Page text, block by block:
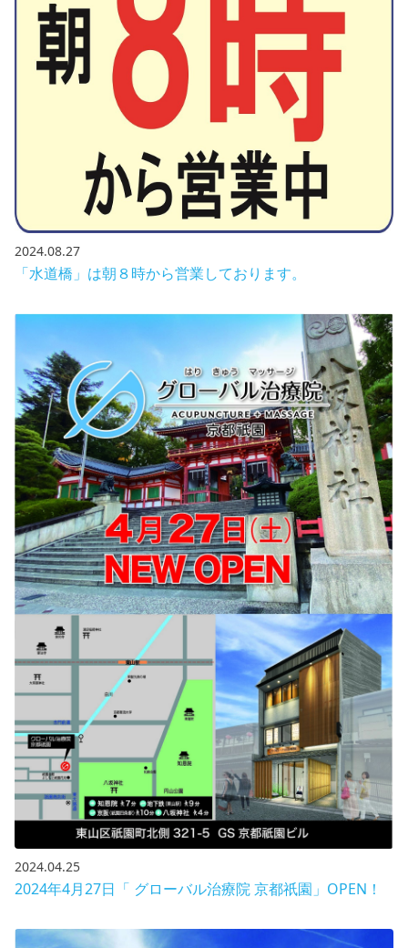
2024.08.27
「水道橋」は朝８時から営業しております。
2024.04.25
2024年4月27日「 グローバル治療院 京都祇園」OPEN！